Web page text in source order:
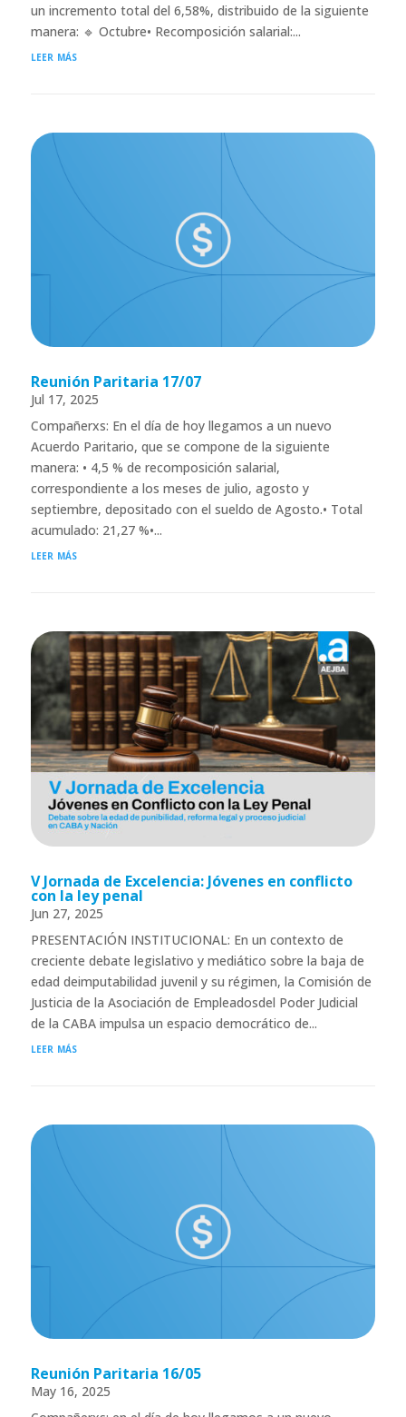
un incremento total del 6,58%, distribuido de la siguiente
manera: 🔹 Octubre• Recomposición salarial:...
leer más
Reunión Paritaria 17/07
Jul 17, 2025
Compañerxs: En el día de hoy llegamos a un nuevo
Acuerdo Paritario, que se compone de la siguiente
manera: • 4,5 % de recomposición salarial,
correspondiente a los meses de julio, agosto y
septiembre, depositado con el sueldo de Agosto.• Total
acumulado: 21,27 %•...
leer más
V Jornada de Excelencia: Jóvenes en conflicto
con la ley penal
Jun 27, 2025
PRESENTACIÓN INSTITUCIONAL: En un contexto de
creciente debate legislativo y mediático sobre la baja de
edad deimputabilidad juvenil y su régimen, la Comisión de
Justicia de la Asociación de Empleadosdel Poder Judicial
de la CABA impulsa un espacio democrático de...
leer más
Reunión Paritaria 16/05
May 16, 2025